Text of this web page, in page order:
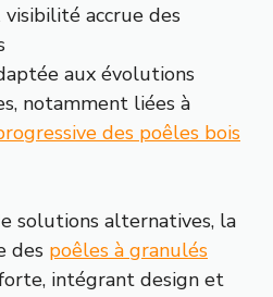
accrue des
aux évolutions
notamment liées à
des poêles bois
solutions alternatives, la
des poêles à granulés
intégrant design et